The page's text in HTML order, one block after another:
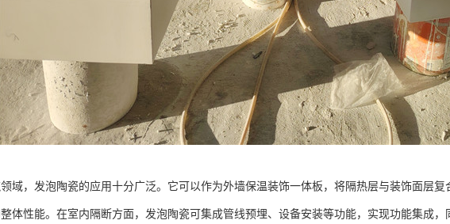
域，发泡陶瓷的应用十分广泛。它可以作为外墙保温装饰一体板，将隔热层与装饰面层
体性能。在室内隔断方面，发泡陶瓷可集成管线预埋、设备安装等功能，实现功能集成